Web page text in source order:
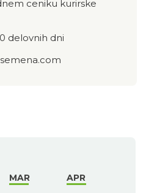
ceniku kurirske
delovnih dni
MAR
APR